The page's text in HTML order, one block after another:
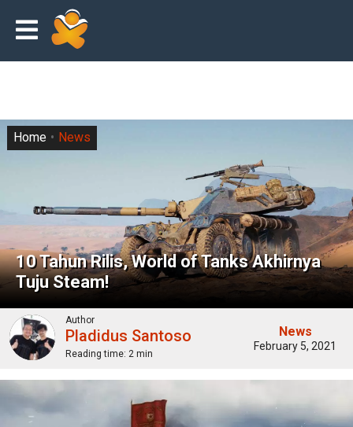
10 Tahun Rilis, World of Tanks Akhirnya
Tuju Steam!
Home News
Author
Pladidus Santoso
Reading time: 2 min
News
February 5, 2021